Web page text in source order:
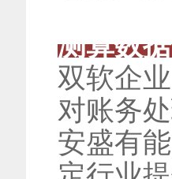
测算数
双软企
对账务
安盛有